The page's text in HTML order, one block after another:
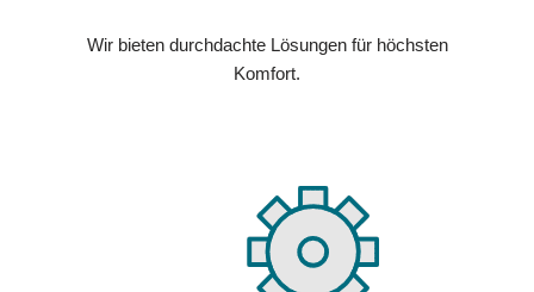
Wir bieten durchdachte Lösungen für höchsten
Komfort.